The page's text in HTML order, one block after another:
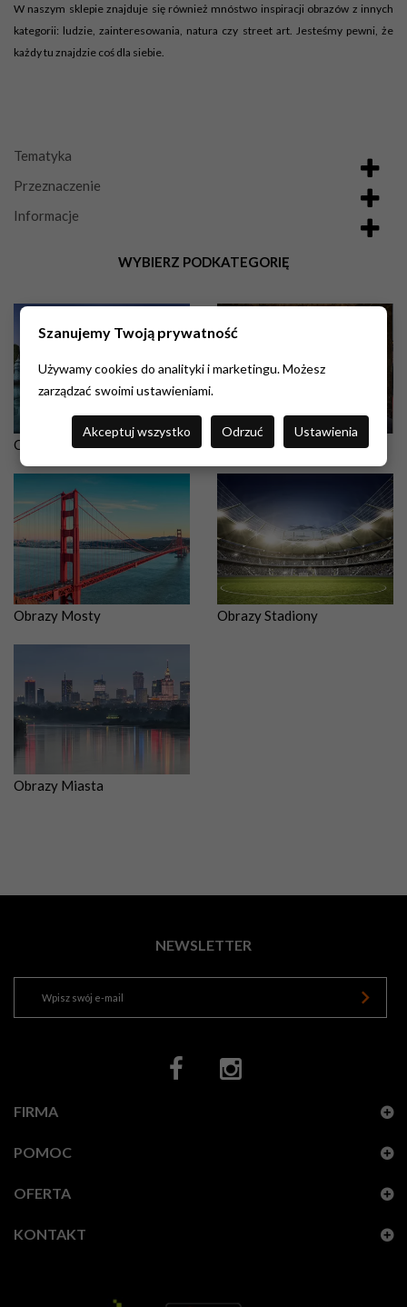
W naszym sklepie znajduje się również mnóstwo inspiracji obrazów z innych
kategorii: ludzie, zainteresowania, natura czy street art. Jesteśmy pewni, że
każdy tu znajdzie coś dla siebie.
Tematyka
Przeznaczenie
Informacje
WYBIERZ PODKATEGORIĘ
Obrazy Architektura Obrazy Uliczki
Obrazy Mosty Obrazy Stadiony
Obrazy Miasta
NEWSLETTER
FIRMA
POMOC
OFERTA
KONTAKT
Szanujemy Twoją prywatność
Używamy cookies do analityki i marketingu. Możesz
zarządzać swoimi ustawieniami.
Akceptuj wszystko Odrzuć Ustawienia